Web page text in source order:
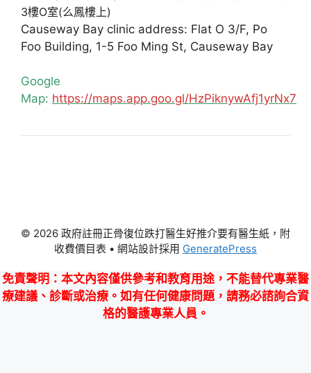
3樓O室(么鳳樓上)
Causeway Bay clinic address: Flat O 3/F, Po
Foo Building, 1-5 Foo Ming St, Causeway Bay
Google
Map: https://maps.app.goo.gl/HzPiknywAfj1yrNx7
© 2026 政府註冊正骨復位跌打醫生好推介要有醫生紙，附
收費價目表 • 網站設計採用 GeneratePress
免責聲明 ：本文內容僅供參考和教育用途，不能替代專業醫
療建議、診斷或治療。如有任何健康問題，請務必諮詢合資
格的醫護專業人員。